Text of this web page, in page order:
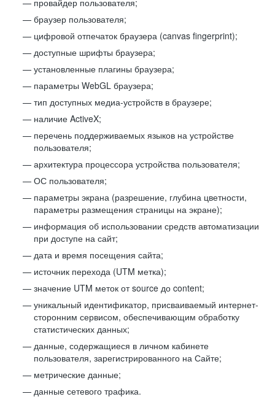
провайдер пользователя;
браузер пользователя;
цифровой отпечаток браузера (canvas fingerprint);
доступные шрифты браузера;
установленные плагины браузера;
параметры WebGL браузера;
тип доступных медиа-устройств в браузере;
наличие ActiveX;
перечень поддерживаемых языков на устройстве
пользователя;
архитектура процессора устройства пользователя;
ОС пользователя;
параметры экрана (разрешение, глубина цветности,
параметры размещения страницы на экране);
информация об использовании средств автоматизации
при доступе на сайт;
дата и время посещения сайта;
источник перехода (UTM метка);
значение UTM меток от source до content;
уникальный идентификатор, присваиваемый интернет-
сторонним сервисом, обеспечивающим обработку
статистических данных;
данные, содержащиеся в личном кабинете
пользователя, зарегистрированного на Сайте;
метрические данные;
данные сетевого трафика.